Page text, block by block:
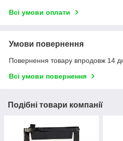
Всі умови оплати
Умови повернення
Повернення товару впродовж 14
Всі умови повернення
Подібні товари компанії